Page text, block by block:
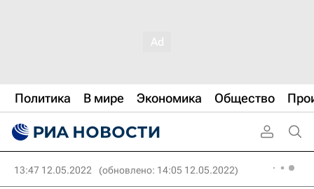
Политика В мире Экономика Общество
13:47 12.05.2022 (обновлено: 14:05 12.05.2022)